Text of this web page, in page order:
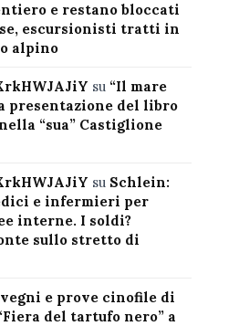
e restano bloccati
escursionisti tratti in
alpino
su “Il mare
presentazione del libro
“sua” Castiglione
su Schlein:
e infermieri per
interne. I soldi?
sullo stretto di
e prove cinofile di
del tartufo nero” a